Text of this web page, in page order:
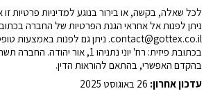
לכל שאלה, בקשה, או בירור בנוגע למדיניות פרטיות זו
ניתן לפנות אל אחראי הגנת הפרטיות של החברה
contact@gottex.co.il. ניתן גם לפנות באמצעות
בכתובת פיזית: רח' יוני נתניהו 1, אור
בהקדם האפשרי, בהתאם להוראות הדין.
עדכון אחרון: